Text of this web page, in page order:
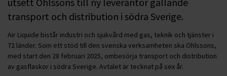
transport och distribution i södra Sverige.
Air Liquide bistår industri och sjukvård med gas, teknik och tjänster i
72 länder. Som ett stöd till den svenska verksamheten ska Ohlssons,
med start den 28 februari 2025, ombesörja transport och distribution
av gasflaskor i södra Sverige. Avtalet är tecknat på sex år.